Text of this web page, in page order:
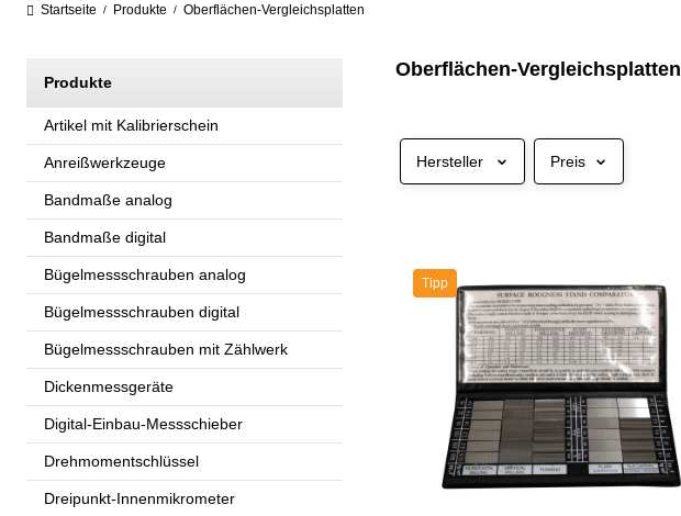
Startseite / Produkte / Oberflächen-Vergleichsplatten
Produkte
Artikel mit Kalibrierschein
Anreißwerkzeuge
Bandmaße analog
Bandmaße digital
Bügelmessschrauben analog
Bügelmessschrauben digital
Bügelmessschrauben mit Zählwerk
Dickenmessgeräte
Digital-Einbau-Messschieber
Drehmomentschlüssel
Dreipunkt-Innenmikrometer
Oberflächen-Vergleichsplatten
Hersteller Preis
Tipp